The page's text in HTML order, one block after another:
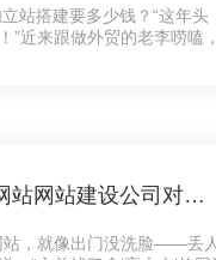
站搭建要多少钱？“这年头
”近来跟做外贸的老李唠嗑
网站制作公司推荐：3家网站网站建设公司对比，公司网站制作需要多少钱？
站，就像出门没洗脸——丢